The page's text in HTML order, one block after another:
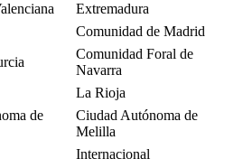
Extremadura
Comunidad de Madrid
Comunidad Foral de
Navarra
La Rioja
de
Ciudad Autónoma de
Melilla
Internacional